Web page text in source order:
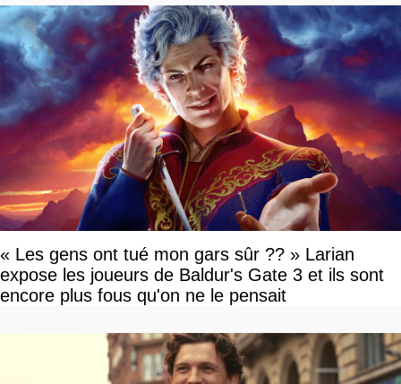
« Les gens ont tué mon gars sûr ?? » Larian
expose les joueurs de Baldur's Gate 3 et ils sont
encore plus fous qu'on ne le pensait